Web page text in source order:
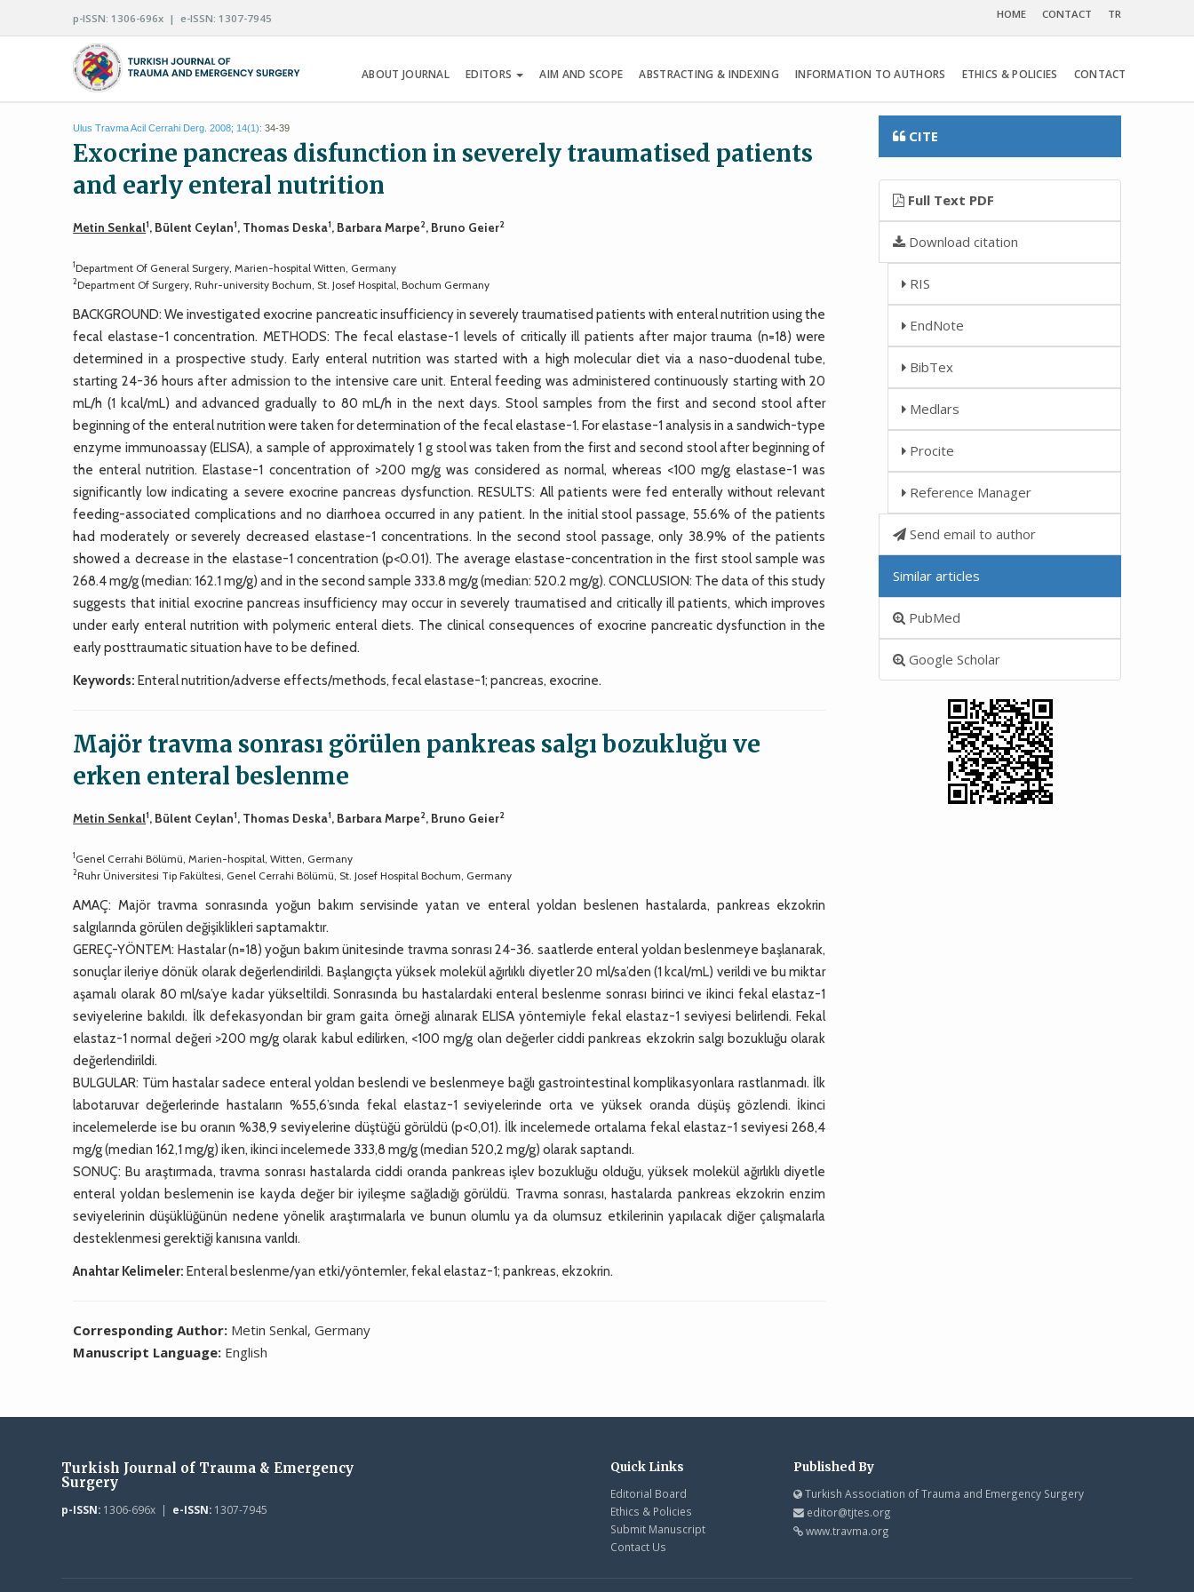
p-ISSN: 1306-696x | e-ISSN: 1307-7945 HOME CONTACT TR
ABOUT JOURNAL EDITORS AIM AND SCOPE ABSTRACTING & INDEXING INFORMATION TO AUTHORS ETHICS & POLICIES CONTACT
Ulus Travma Acil Cerrahi Derg. 2008; 14(1): 34-39
Exocrine pancreas disfunction in severely traumatised patients
and early enteral nutrition
Metin Senkal1, Bülent Ceylan1, Thomas Deska1, Barbara Marpe2, Bruno Geier2
1Department Of General Surgery, Marien-hospital Witten, Germany
2Department Of Surgery, Ruhr-university Bochum, St. Josef Hospital, Bochum Germany
BACKGROUND: We investigated exocrine pancreatic insufficiency in severely traumatised patients with enteral nutrition using the
fecal elastase-1 concentration. METHODS: The fecal elastase-1 levels of critically ill patients after major trauma (n=18) were
determined in a prospective study. Early enteral nutrition was started with a high molecular diet via a naso-duodenal tube,
starting 24-36 hours after admission to the intensive care unit. Enteral feeding was administered continuously starting with 20
mL/h (1 kcal/mL) and advanced gradually to 80 mL/h in the next days. Stool samples from the first and second stool after
beginning of the enteral nutrition were taken for determination of the fecal elastase-1. For elastase-1 analysis in a sandwich-type
enzyme immunoassay (ELISA), a sample of approximately 1 g stool was taken from the first and second stool after beginning of
the enteral nutrition. Elastase-1 concentration of >200 mg/g was considered as normal, whereas <100 mg/g elastase-1 was
significantly low indicating a severe exocrine pancreas dysfunction. RESULTS: All patients were fed enterally without relevant
feeding-associated complications and no diarrhoea occurred in any patient. In the initial stool passage, 55.6% of the patients
had moderately or severely decreased elastase-1 concentrations. In the second stool passage, only 38.9% of the patients
showed a decrease in the elastase-1 concentration (p<0.01). The average elastase-concentration in the first stool sample was
268.4 mg/g (median: 162.1 mg/g) and in the second sample 333.8 mg/g (median: 520.2 mg/g). CONCLUSION: The data of this study
suggests that initial exocrine pancreas insufficiency may occur in severely traumatised and critically ill patients, which improves
under early enteral nutrition with polymeric enteral diets. The clinical consequences of exocrine pancreatic dysfunction in the
early posttraumatic situation have to be defined.
Keywords: Enteral nutrition/adverse effects/methods, fecal elastase-1; pancreas, exocrine.
Majör travma sonrası görülen pankreas salgı bozukluğu ve
erken enteral beslenme
Metin Senkal1, Bülent Ceylan1, Thomas Deska1, Barbara Marpe2, Bruno Geier2
1Genel Cerrahi Bölümü, Marien-hospital, Witten, Germany
2Ruhr Üniversitesi Tip Fakültesi, Genel Cerrahi Bölümü, St. Josef Hospital Bochum, Germany
AMAÇ: Majör travma sonrasında yoğun bakım servisinde yatan ve enteral yoldan beslenen hastalarda, pankreas ekzokrin
salgılarında görülen değişiklikleri saptamaktır.
GEREÇ-YÖNTEM: Hastalar (n=18) yoğun bakım ünitesinde travma sonrası 24-36. saatlerde enteral yoldan beslenmeye başlanarak,
sonuçlar ileriye dönük olarak değerlendirildi. Başlangıçta yüksek molekül ağırlıklı diyetler 20 ml/sa’den (1 kcal/mL) verildi ve bu miktar
aşamalı olarak 80 ml/sa’ye kadar yükseltildi. Sonrasında bu hastalardaki enteral beslenme sonrası birinci ve ikinci fekal elastaz-1
seviyelerine bakıldı. İlk defekasyondan bir gram gaita örneği alınarak ELISA yöntemiyle fekal elastaz-1 seviyesi belirlendi. Fekal
elastaz-1 normal değeri >200 mg/g olarak kabul edilirken, <100 mg/g olan değerler ciddi pankreas ekzokrin salgı bozukluğu olarak
değerlendirildi.
BULGULAR: Tüm hastalar sadece enteral yoldan beslendi ve beslenmeye bağlı gastrointestinal komplikasyonlara rastlanmadı. İlk
labotaruvar değerlerinde hastaların %55,6’sında fekal elastaz-1 seviyelerinde orta ve yüksek oranda düşüş gözlendi. İkinci
incelemelerde ise bu oranın %38,9 seviyelerine düştüğü görüldü (p<0,01). İlk incelemede ortalama fekal elastaz-1 seviyesi 268,4
mg/g (median 162,1 mg/g) iken, ikinci incelemede 333,8 mg/g (median 520,2 mg/g) olarak saptandı.
SONUÇ: Bu araştırmada, travma sonrası hastalarda ciddi oranda pankreas işlev bozukluğu olduğu, yüksek molekül ağırlıklı diyetle
enteral yoldan beslemenin ise kayda değer bir iyileşme sağladığı görüldü. Travma sonrası, hastalarda pankreas ekzokrin enzim
seviyelerinin düşüklüğünün nedene yönelik araştırmalarla ve bunun olumlu ya da olumsuz etkilerinin yapılacak diğer çalışmalarla
desteklenmesi gerektiği kanısına varıldı.
Anahtar Kelimeler: Enteral beslenme/yan etki/yöntemler, fekal elastaz-1; pankreas, ekzokrin.
Corresponding Author: Metin Senkal, Germany
Manuscript Language: English
CITE
Full Text PDF
Download citation
RIS
EndNote
BibTex
Medlars
Procite
Reference Manager
Send email to author
Similar articles
PubMed
Google Scholar
Turkish Journal of Trauma & Emergency
Surgery
p-ISSN:1306-696x | e-ISSN:1307-7945
Quick Links
Editorial Board
Ethics & Policies
Submit Manuscript
Contact Us
Published By
Turkish Association of Trauma and Emergency Surgery
editor@tjtes.org
www.travma.org